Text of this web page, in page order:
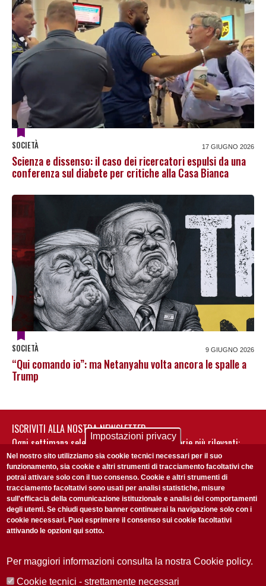
SOCIETÀ 17 GIUGNO 2026
Scienza e dissenso: il caso dei ricercatori espulsi da una
conferenza sul diabete per critiche alla Casa Bianca
SOCIETÀ 9 GIUGNO 2026
“Qui comando io”: ma Netanyahu volta ancora le spalle a
Trump
ISCRIVITI ALLA NOSTRA NEWSLETTER
Ogni settimana selezioniamo per te nostre storie più rilevanti:
non perderti gli aggiornamenti della nostra newsletter
Accetto laPrivacy Policy
Impostazioni privacy
Nel nostro sito utilizziamo sia cookie tecnici necessari per il suo
funzionamento, sia cookie e altri strumenti di tracciamento facoltativi che
potrai attivare solo con il tuo consenso. Cookie e altri strumenti di
tracciamento facoltativi sono usati per analisi statistiche, misure
sull'efficacia della comunicazione istituzionale e analisi dei comportamenti
degli utenti. Se chiudi questo banner continuerai la navigazione solo con i
cookie necessari. Puoi esprimere il consenso sui cookie facoltativi
attivando le opzioni qui sotto.
Per maggiori informazioni consulta la nostra Cookie policy.
Cookie tecnici - strettamente necessari